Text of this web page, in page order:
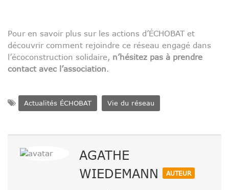
Pour en savoir plus sur les actions d’ÉCHOBAT et
découvrir comment rejoindre ce réseau engagé dans
l’écoconstruction solidaire, n’hésitez pas à prendre
contact avec l’association.
Actualités ÉCHOBAT Vie du réseau
AGATHE
WIEDEMANN
AUTEUR